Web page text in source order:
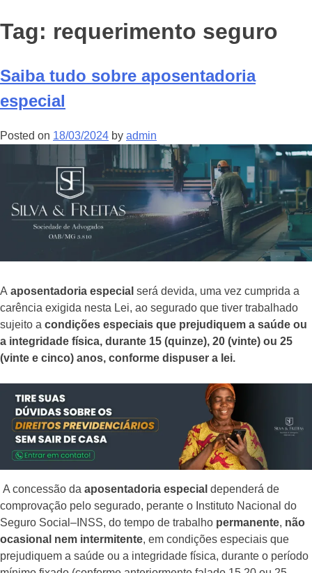
Tag: requerimento seguro
Saiba tudo sobre aposentadoria
especial
Posted on 18/03/2024 by admin
A aposentadoria especial será devida, uma vez cumprida a
carência exigida nesta Lei, ao segurado que tiver trabalhado
sujeito a condições especiais que prejudiquem a saúde ou
a integridade física, durante 15 (quinze), 20 (vinte) ou 25
(vinte e cinco) anos, conforme dispuser a lei.
A concessão da aposentadoria especial dependerá de
comprovação pelo segurado, perante o Instituto Nacional do
Seguro Social–INSS, do tempo de trabalho permanente, não
ocasional nem intermitente, em condições especiais que
prejudiquem a saúde ou a integridade física, durante o período